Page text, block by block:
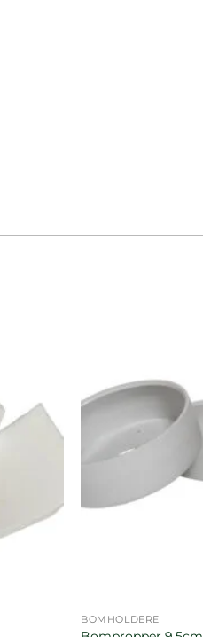
BOMHOLDERE